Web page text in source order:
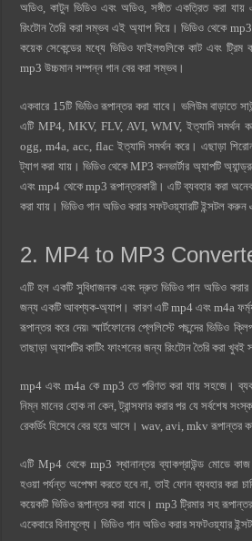
অডিও, কাটুন ভিডিও এবং অডিও, সঙ্গীত একত্রিত করা যায়
রিংটোন তৈরি করা সম্ভব এই অ্যাপ দিয়ে। ভিডিও থেকে
কয়েক সেকেন্ডের মধ্যে ভিডিও ফাইলগুলিকে কাট এবং ট্রিম
mp3 উচ্চমান সম্পন্ন গান বের করা সম্ভব।
একবারে 15টি ভিডিও রূপান্তর করা যাবে। ভলিউম বাড়াতে
এটি MP4, MKV, FLV, AVI, WMV, ইত্যাদি সমর্থন
ogg, m4a, acc, flac ইত্যাদি সমর্থন করে। এছাড়া
ট্যাগ করা যায়। ভিডিও থেকে MP3 কনভার্টার অ্যাপটি
এবং mp4 থেকে mp3 রূপান্তরকারী। এটি ব্যবহার করা
করা যায়। ভিডিও গান অডিও করার সফটওয়্যারটি ইন্সটল করুন
2. MP4 to MP3
এটি হল একটি সুবিধাজনক এবং দ্রুত ভিডিও গান অডিও করার
জন্য একটি আবশ্যক-অ্যাপ। কারণ এটি mp4 এবং m4a
রূপান্তর করে দেয়৷ স্মার্টফোনের প্লেলিস্টে পছন্দের ভিডিও
তাছাড়া অ্যাপটির কাটিং ফাংশনের জন্য রিংটোন তৈরি করা
mp4 এবং m4a কে mp3 তে পরিণত করা যায় সহজে।
নিম্ন মানের হোক না কেন, ট্রান্সফার করার পর যে সর্বশেষ
রেকর্ডিং হিসেবে বের হয়ে আসে। wav, avi, mkv রূপান্তর
এটি Mp4 থেকে mp3 স্থানান্তর ব্যাকগ্রাউন্ড মোডে
হওয়া পর্যন্ত অপেক্ষা করতে হবে না, তাই ফোন ব্যবহার করা
কয়েকটি ভিডিও রূপান্তর করা যাবে। mp3 ট্রিমার সহ
একেবারে বিনামূল্যে। ভিডিও গান অডিও করার সফটওয়্যার